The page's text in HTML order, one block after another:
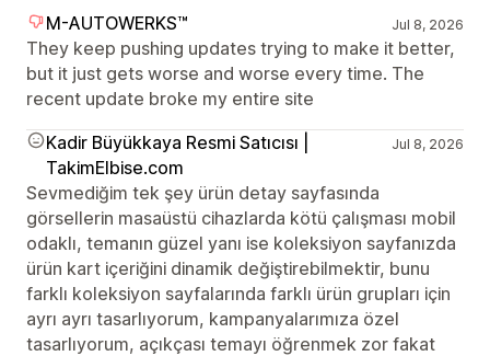
M-AUTOWERKS™ Jul 8, 2026
They keep pushing updates trying to make it better,
but it just gets worse and worse every time. The
recent update broke my entire site
Kadir Büyükkaya Resmi Satıcısı |
TakimElbise.com
Jul 8, 2026
Sevmediğim tek şey ürün detay sayfasında
görsellerin masaüstü cihazlarda kötü çalışması mobil
odaklı, temanın güzel yanı ise koleksiyon sayfanızda
ürün kart içeriğini dinamik değiştirebilmektir, bunu
farklı koleksiyon sayfalarında farklı ürün grupları için
ayrı ayrı tasarlıyorum, kampanyalarımıza özel
tasarlıyorum, açıkçası temayı öğrenmek zor fakat